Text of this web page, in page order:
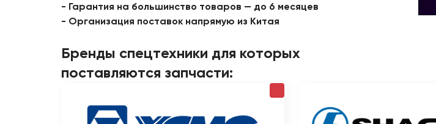
- Гарантия на большинство товаров — до 6 месяцев
- Организация поставок напрямую из Китая
Бренды спецтехники для которых
поставляются запчасти: